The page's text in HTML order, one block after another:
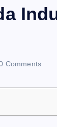
Comments